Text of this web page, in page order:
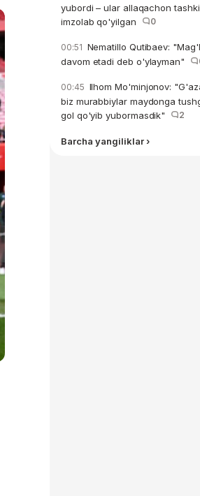
yubordi – ular allaqachon
imzolab qo'yilgan
0
00:51 Nematillo Qutibaev:
davom etadi deb o'ylayman"
00:45 Ilhom Mo'minjonov:
biz murabbiylar maydonga
gol qo'yib yubormasdik"
2
Barcha yangiliklar ›